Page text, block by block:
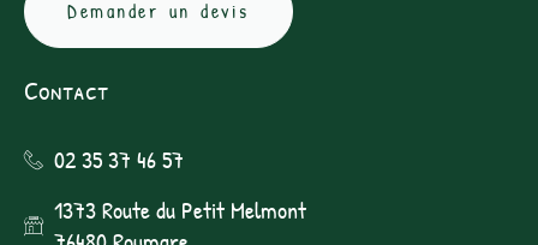
Demander un devis
Contact
02 35 37 46 57
1373 Route du Petit Melmont